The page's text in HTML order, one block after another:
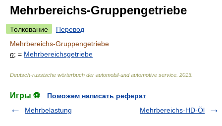
Mehrbereichs-Gruppengetriebe
Толкование
Перевод
Mehrbereichs-Gruppengetriebe
n; = Mehrbereichsgetriebe
Deutsch-russische wörterbuch der automobil-und automotive service 2013
Игры ⚽
Поможем написать реферат
Mehrbelastung
Mehrbereichs-HD-Öl